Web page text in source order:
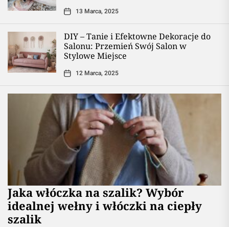
13 Marca, 2025
DIY – Tanie i Efektowne Dekoracje do
Salonu: Przemień Swój Salon w
Stylowe Miejsce
12 Marca, 2025
Jaka włóczka na szalik? Wybór
idealnej wełny i włóczki na ciepły
szalik